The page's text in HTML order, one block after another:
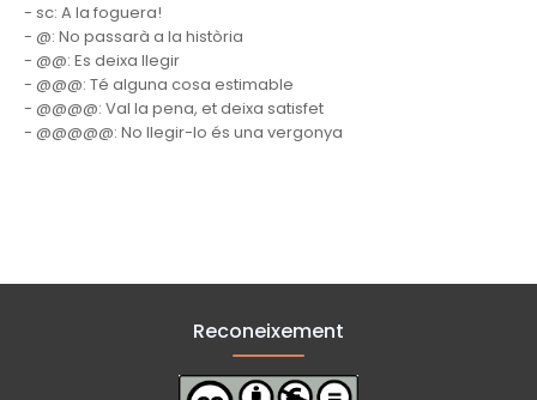
- sc: A la foguera!
- @: No passarà a la història
- @@: Es deixa llegir
- @@@: Té alguna cosa estimable
- @@@@: Val la pena, et deixa satisfet
- @@@@@: No llegir-lo és una vergonya
Reconeixement